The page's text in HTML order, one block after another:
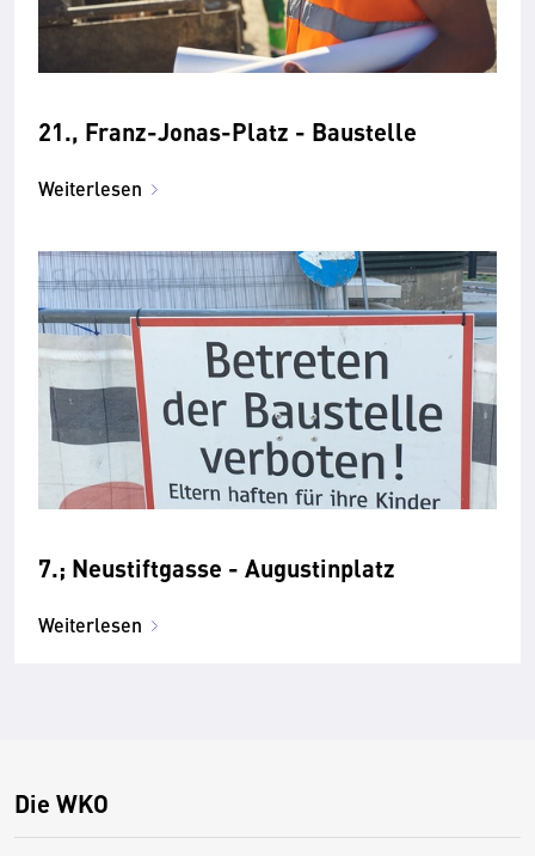
21., Franz-Jonas-Platz - Baustelle
Weiterlesen
7.; Neustiftgasse - Augustinplatz
Weiterlesen
Die WKO